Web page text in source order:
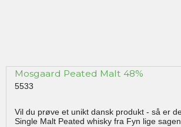
Mosgaard Peated Malt 48%
5533
Vil du prøve et unikt dansk produkt - så er
Single Malt Peated whisky fra Fyn lige